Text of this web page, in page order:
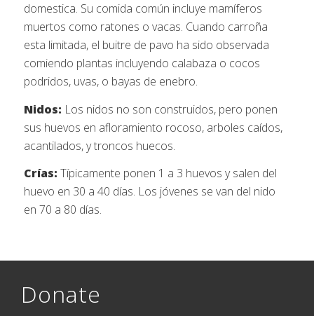
domestica. Su comida común incluye mamíferos
muertos como ratones o vacas. Cuando carroña
esta limitada, el buitre de pavo ha sido observada
comiendo plantas incluyendo calabaza o cocos
podridos, uvas, o bayas de enebro.
Nidos: Los nidos no son construidos, pero ponen
sus huevos en afloramiento rocoso, arboles caídos,
acantilados, y troncos huecos.
Crías: Típicamente ponen 1 a 3 huevos y salen del
huevo en 30 a 40 días. Los jóvenes se van del nido
en 70 a 80 días.
Donate